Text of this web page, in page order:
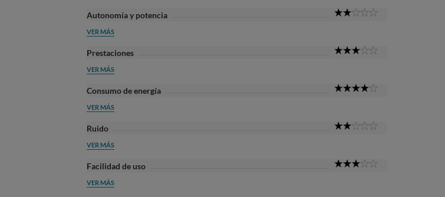
Autonomía y potencia
VER MÁS
Prestaciones
VER MÁS
Consumo de energía
VER MÁS
Ruido
VER MÁS
Facilidad de uso
VER MÁS